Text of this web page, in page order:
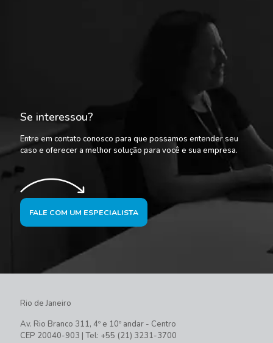
Se interessou?
Entre em contato conosco para que possamos entender seu
caso e oferecer a melhor solução para você e sua empresa.
FALE COM UM ESPECIALISTA
Rio de Janeiro
Av. Rio Branco 311, 4º e 10º andar - Centro
CEP 20040-903 | Tel: +55 (21) 3231-3700